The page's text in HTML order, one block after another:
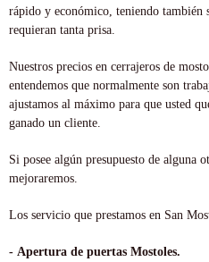
rápido y económico, teniendo también
requieran tanta prisa.
Nuestros precios en cerrajeros de
entendemos que normalmente son
ajustamos al máximo para que usted
ganado un cliente.
Si posee algún presupuesto de alguna
mejoraremos.
Los servicio que prestamos en San
- Apertura de puertas Mostoles.